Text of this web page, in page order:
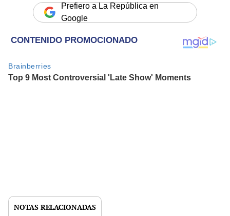
Prefiero a La República en
Google
NOTAS RELACIONADAS